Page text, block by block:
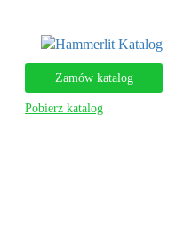
Zamów katalog
Pobierz katalog